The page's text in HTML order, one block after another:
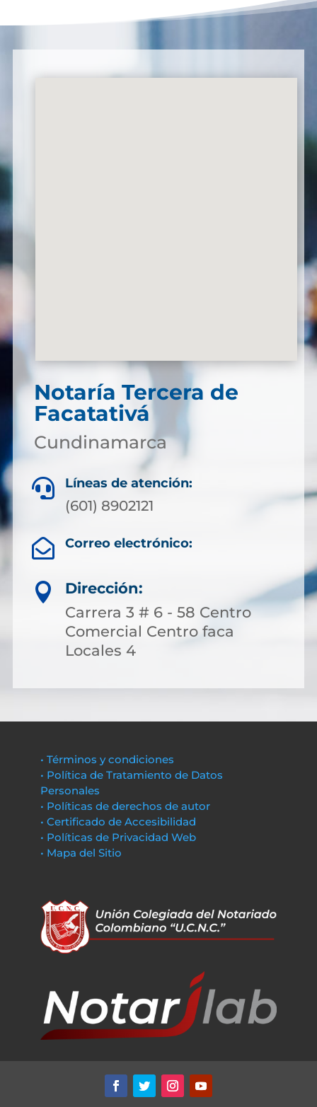
Notaría Tercera de
Facatativá
Cundinamarca
 Líneas de atención:
(601) 8902121
 Correo electrónico:

Dirección:
Carrera 3 # 6 - 58 Centro
Comercial Centro faca
Locales 4
• Términos y condiciones
• Política de Tratamiento de Datos
Personales
• Políticas de derechos de autor
• Certificado de Accesibilidad
• Políticas de Privacidad Web
• Mapa del Sitio